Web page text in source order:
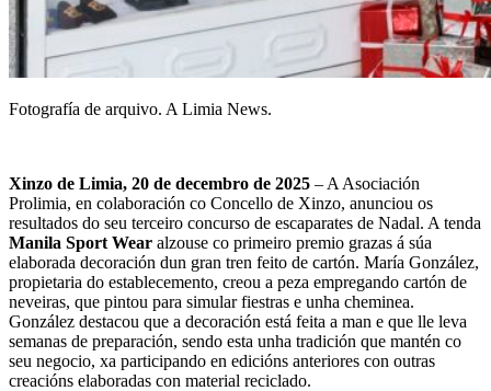
Fotografía de arquivo. A Limia News.
Xinzo de Limia, 20 de decembro de 2025 – A Asociación
Prolimia, en colaboración co Concello de Xinzo, anunciou os
resultados do seu terceiro concurso de escaparates de Nadal. A tenda
Manila Sport Wear alzouse co primeiro premio grazas á súa
elaborada decoración dun gran tren feito de cartón. María González,
propietaria do establecemento, creou a peza empregando cartón de
neveiras, que pintou para simular fiestras e unha cheminea.
González destacou que a decoración está feita a man e que lle leva
semanas de preparación, sendo esta unha tradición que mantén co
seu negocio, xa participando en edicións anteriores con outras
creacións elaboradas con material reciclado.